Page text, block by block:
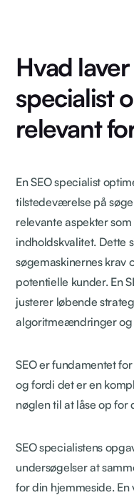
Hvad
specialist
relevant
En SEO specialist
tilstedeværelse på
relevante aspekter
indholdskvalitet. Dette
søgemaskinernes krav
potentielle kunder. En
justerer løbende
algoritmeændringer og
SEO er fundamentet
og fordi det er en
nøglen til at låse op for
SEO specialistens
undersøgelser at
for din hjemmeside.